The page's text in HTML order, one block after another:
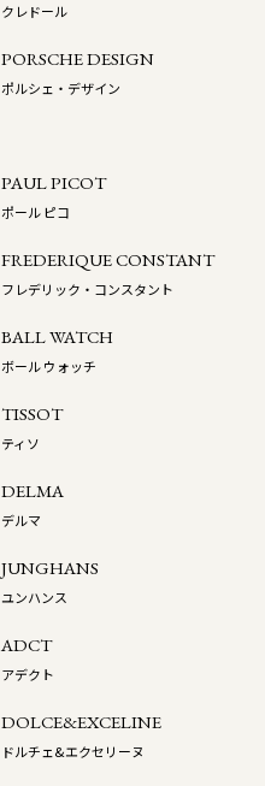
クレドール
PORSCHE DESIGN
ポルシェ・デザイン
PAUL PICOT
ポール ピコ
FREDERIQUE CONSTANT
フレデリック・コンスタント
BALL WATCH
ボール ウォッチ
TISSOT
ティソ
DELMA
デルマ
JUNGHANS
ユンハンス
ADCT
アデクト
DOLCE&EXCELINE
ドルチェ&エクセリーヌ